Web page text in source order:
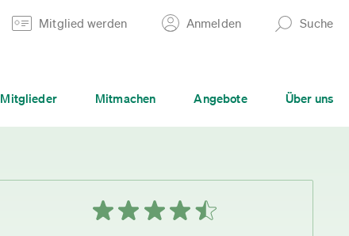
Mitglied werden Anmelden Suche
Mitglieder Mitmachen Angebote Über uns